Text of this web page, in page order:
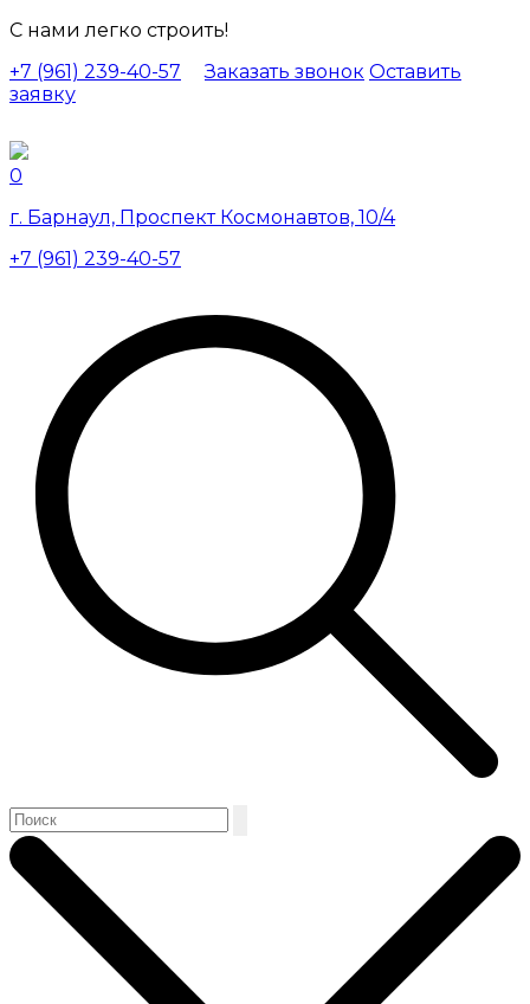
С нами легко строить!
+7 (961) 239-40-57
Заказать звонок Оставить
заявку
0
г. Барнаул, Проспект Космонавтов, 10/4
+7 (961) 239-40-57